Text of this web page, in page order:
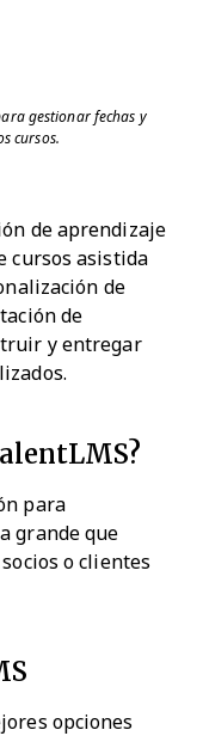
gestionar fechas y
cursos.
de aprendizaje
cursos asistida
de
de
y entregar
para
grande que
o clientes
opciones